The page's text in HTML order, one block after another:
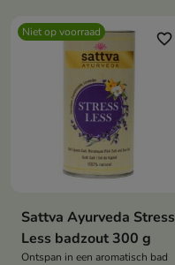
Niet op voorraad favorite_border
Sattva Ayurveda Stress
Less badzout 300 g
Ontspan in een aromatisch bad